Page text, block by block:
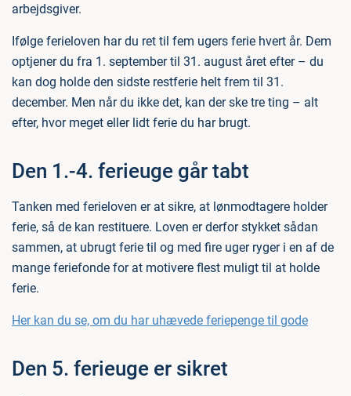
arbejdsgiver.
Ifølge ferieloven har du ret til fem ugers ferie hvert år. Dem
optjener du fra 1. september til 31. august året efter – du
kan dog holde den sidste restferie helt frem til 31.
december. Men når du ikke det, kan der ske tre ting – alt
efter, hvor meget eller lidt ferie du har brugt.
Den 1.-4. ferieuge går tabt
Tanken med ferieloven er at sikre, at lønmodtagere holder
ferie, så de kan restituere. Loven er derfor stykket sådan
sammen, at ubrugt ferie til og med fire uger ryger i en af de
mange feriefonde for at motivere flest muligt til at holde
ferie.
Her kan du se, om du har uhævede feriepenge til gode
Den 5. ferieuge er sikret